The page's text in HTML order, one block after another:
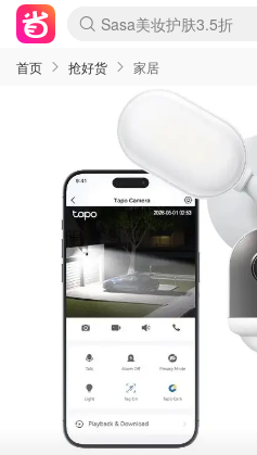
lululemon折扣上新
Sasa美妆护肤3.5折
SSENSE年中2.5折
FreshBeauty好价汇总
Cettire降价+叠9折
WWS Coles超市实拍
viagogo二手票捡漏
Myer超级周末
The Outnet奢牌1折起
David Jones 3折起
Flannels大牌1折
Perfumes Club护肤1折
AMIRO面罩$251
Amazon折扣汇总
eToro入金$200送$50
Amazon数码好物
ICONIC本周7.5折
ThedoubleF高奢地板价
Moose Knuckles 6折
丝芙兰5折起
EUFY摄像头$98
Selenichast首饰2折
Trip机票酒店促销
YSL送5件彩妆礼
Amazon家居好物
Amazon美妆护肤
雅漾大喷$8
过敏原检测盒$33
伊索独家赠50ml沐浴露
科颜氏高保湿面霜$29
SEALIFE海洋馆门票6折
丝塔芙大白罐$16
订阅Newsletter送香薰
Cult Beauty 6.8折
Harrods圣诞日历$525
LN-CC奢牌私促3折
d'Alba空姐喷雾$16
EVE LOM套装£56
Bernardelli独家4折
Adore Beauty 6折起
CT圣诞日历
Mytheresa奢品2.7折
Luxury Escapes 9折
Currentbody美容仪$881
MOON Garden Live
Roborock扫地机$649
Tingo Life水杯$24
Valentino官网5折
CR洗护套装$23
修丽可4件套$159
Myer彩妆2件7折
GANNI官网4.5折
Stylevana韩妆4折
Tessabit高奢8.5折
OGX洗发水$11
Amazon阿德莱德次日达
卡诗8.5折+赠礼
Philips Hue灯具8折
首页 抢好货 家居